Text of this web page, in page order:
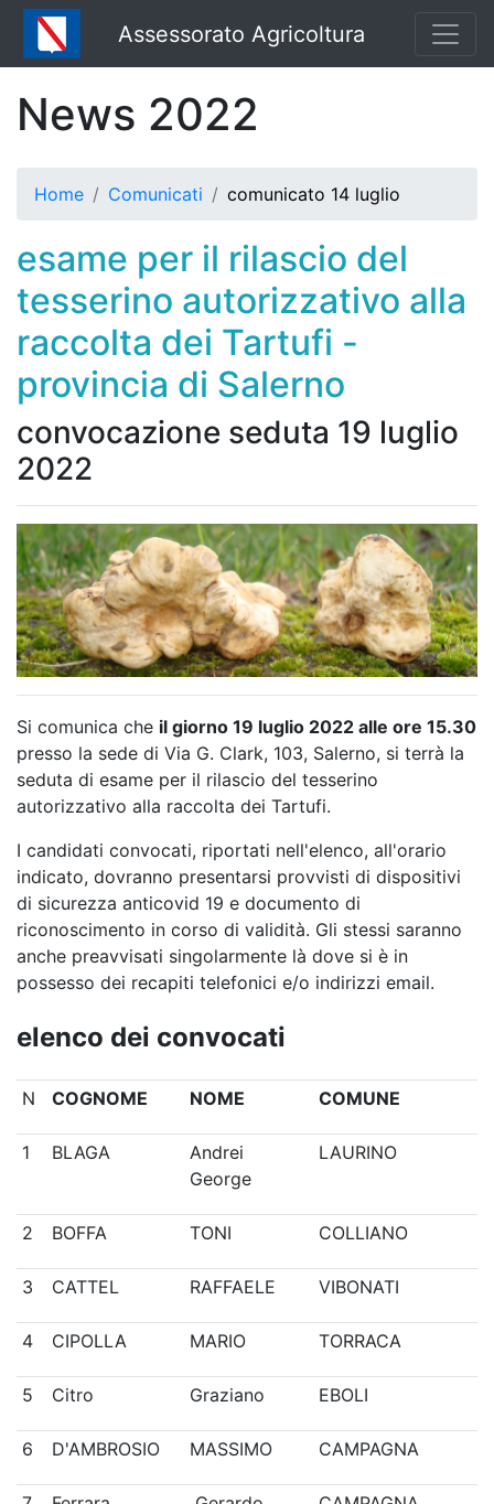
Assessorato Agricoltura
News 2022
Home Comunicati comunicato 14 luglio
esame per il rilascio del
tesserino autorizzativo alla
raccolta dei Tartufi -
provincia di Salerno
convocazione seduta 19 luglio
2022
Si comunica che il giorno 19 luglio 2022 alle ore 15.30
presso la sede di Via G. Clark, 103, Salerno, si terrà la
seduta di esame per il rilascio del tesserino
autorizzativo alla raccolta dei Tartufi.
I candidati convocati, riportati nell'elenco, all'orario
indicato, dovranno presentarsi provvisti di dispositivi
di sicurezza anticovid 19 e documento di
riconoscimento in corso di validità. Gli stessi saranno
anche preavvisati singolarmente là dove si è in
possesso dei recapiti telefonici e/o indirizzi email.
elenco dei convocati
N COGNOME NOME COMUNE
1 BLAGA
Andrei
George
LAURINO
2 BOFFA TONI COLLIANO
3 CATTEL RAFFAELE VIBONATI
4 CIPOLLA MARIO TORRACA
5 Citro Graziano EBOLI
6 D'AMBROSIO MASSIMO CAMPAGNA